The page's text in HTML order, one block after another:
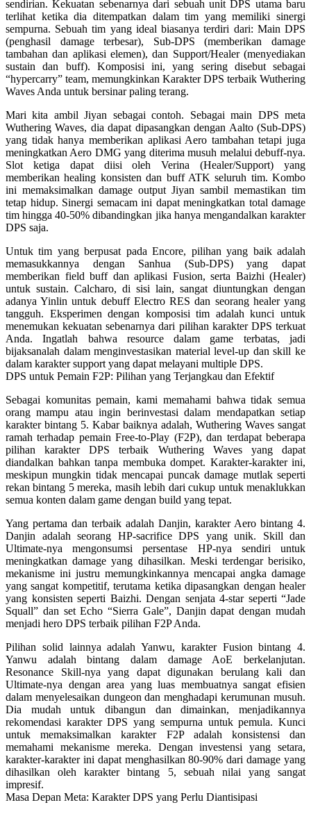
sendirian. Kekuatan sebenarnya dari sebuah unit DPS utama baru
terlihat ketika dia ditempatkan dalam tim yang memiliki sinergi
sempurna. Sebuah tim yang ideal biasanya terdiri dari: Main DPS
(penghasil damage terbesar), Sub-DPS (memberikan damage
tambahan dan aplikasi elemen), dan Support/Healer (menyediakan
sustain dan buff). Komposisi ini, yang sering disebut sebagai
“hypercarry” team, memungkinkan Karakter DPS terbaik Wuthering
Waves Anda untuk bersinar paling terang.
Mari kita ambil Jiyan sebagai contoh. Sebagai main DPS meta
Wuthering Waves, dia dapat dipasangkan dengan Aalto (Sub-DPS)
yang tidak hanya memberikan aplikasi Aero tambahan tetapi juga
meningkatkan Aero DMG yang diterima musuh melalui debuff-nya.
Slot ketiga dapat diisi oleh Verina (Healer/Support) yang
memberikan healing konsisten dan buff ATK seluruh tim. Kombo
ini memaksimalkan damage output Jiyan sambil memastikan tim
tetap hidup. Sinergi semacam ini dapat meningkatkan total damage
tim hingga 40-50% dibandingkan jika hanya mengandalkan karakter
DPS saja.
Untuk tim yang berpusat pada Encore, pilihan yang baik adalah
memasukkannya dengan Sanhua (Sub-DPS) yang dapat
memberikan field buff dan aplikasi Fusion, serta Baizhi (Healer)
untuk sustain. Calcharo, di sisi lain, sangat diuntungkan dengan
adanya Yinlin untuk debuff Electro RES dan seorang healer yang
tangguh. Eksperimen dengan komposisi tim adalah kunci untuk
menemukan kekuatan sebenarnya dari pilihan karakter DPS terkuat
Anda. Ingatlah bahwa resource dalam game terbatas, jadi
bijaksanalah dalam menginvestasikan material level-up dan skill ke
dalam karakter support yang dapat melayani multiple DPS.
DPS untuk Pemain F2P: Pilihan yang Terjangkau dan Efektif
Sebagai komunitas pemain, kami memahami bahwa tidak semua
orang mampu atau ingin berinvestasi dalam mendapatkan setiap
karakter bintang 5. Kabar baiknya adalah, Wuthering Waves sangat
ramah terhadap pemain Free-to-Play (F2P), dan terdapat beberapa
pilihan karakter DPS terbaik Wuthering Waves yang dapat
diandalkan bahkan tanpa membuka dompet. Karakter-karakter ini,
meskipun mungkin tidak mencapai puncak damage mutlak seperti
rekan bintang 5 mereka, masih lebih dari cukup untuk menaklukkan
semua konten dalam game dengan build yang tepat.
Yang pertama dan terbaik adalah Danjin, karakter Aero bintang 4.
Danjin adalah seorang HP-sacrifice DPS yang unik. Skill dan
Ultimate-nya mengonsumsi persentase HP-nya sendiri untuk
meningkatkan damage yang dihasilkan. Meski terdengar berisiko,
mekanisme ini justru memungkinkannya mencapai angka damage
yang sangat kompetitif, terutama ketika dipasangkan dengan healer
yang konsisten seperti Baizhi. Dengan senjata 4-star seperti “Jade
Squall” dan set Echo “Sierra Gale”, Danjin dapat dengan mudah
menjadi hero DPS terbaik pilihan F2P Anda.
Pilihan solid lainnya adalah Yanwu, karakter Fusion bintang 4.
Yanwu adalah bintang dalam damage AoE berkelanjutan.
Resonance Skill-nya yang dapat digunakan berulang kali dan
Ultimate-nya dengan area yang luas membuatnya sangat efisien
dalam menyelesaikan dungeon dan menghadapi kerumunan musuh.
Dia mudah untuk dibangun dan dimainkan, menjadikannya
rekomendasi karakter DPS yang sempurna untuk pemula. Kunci
untuk memaksimalkan karakter F2P adalah konsistensi dan
memahami mekanisme mereka. Dengan investensi yang setara,
karakter-karakter ini dapat menghasilkan 80-90% dari damage yang
dihasilkan oleh karakter bintang 5, sebuah nilai yang sangat
impresif.
Masa Depan Meta: Karakter DPS yang Perlu Diantisipasi